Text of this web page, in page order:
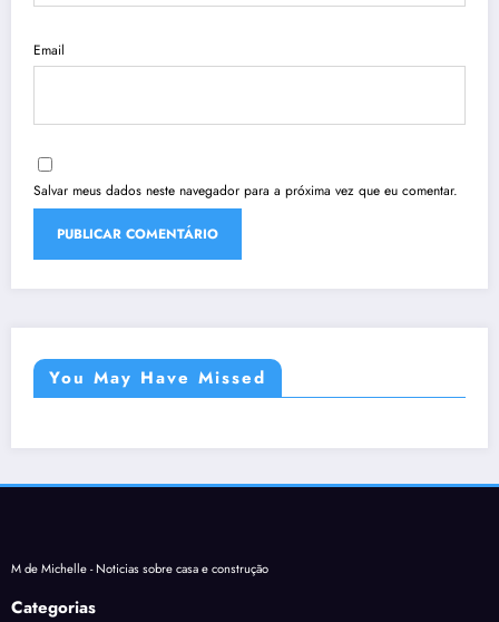
Email
Salvar meus dados neste navegador para a próxima vez que eu comentar.
You May Have Missed
M de Michelle - Noticias sobre casa e construção
Categorias